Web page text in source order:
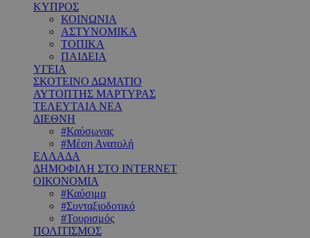
ΚΥΠΡΟΣ
ΚΟΙΝΩΝΙΑ
ΑΣΤΥΝΟΜΙΚΑ
ΤΟΠΙΚΑ
ΠΑΙΔΕΙΑ
ΥΓΕΙΑ
ΣΚΟΤΕΙΝΟ ΔΩΜΑΤΙΟ
ΑΥΤΟΠΤΗΣ ΜΑΡΤΥΡΑΣ
ΤΕΛΕΥΤΑΙΑ ΝΕΑ
ΔΙΕΘΝΗ
#Καύσωνας
#Μέση Ανατολή
ΕΛΛΑΔΑ
ΔΗΜΟΦΙΛΗ ΣΤΟ INTERNET
ΟΙΚΟΝΟΜΙΑ
#Καύσιμα
#Συνταξιοδοτικό
#Τουρισμός
ΠΟΛΙΤΙΣΜΟΣ